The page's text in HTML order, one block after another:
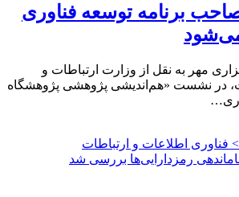
برنامه توسعه فناوری
می‌شود
مهر به نقل از وزارت ارتباطات و
در نشست «هم‌اندیشی پژوهشی پژوهشگاه
فناوری اطلاعات و ارتباطات